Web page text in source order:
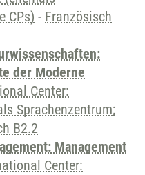
CPs) - Französisch
der Moderne
Center:
Sprachenzentrum;
B2.2
Management
Center: